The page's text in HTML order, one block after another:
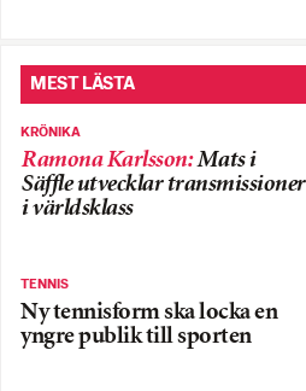
MEST LÄSTA
KRÖNIKA
Ramona Karlsson:Mats i
Säffle utvecklar transmissioner
i världsklass
TENNIS
Ny tennisform ska locka en
yngre publik till sporten